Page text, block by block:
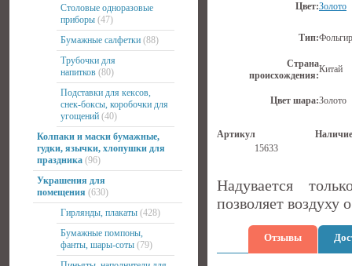
Столовые одноразовые
приборы (47)
Бумажные салфетки (88)
Трубочки для
напитков (80)
Подставки для кексов,
снек-боксы, коробочки для
угощений (40)
Колпаки и маски бумажные,
гудки, язычки, хлопушки для
праздника (96)
Украшения для
помещения (630)
Гирлянды, плакаты (428)
Бумажные помпоны,
фанты, шары-соты (79)
Цвет:Золото
Тип:
Страна
происхождения:
Китай
Цвет шара:Золото
Артикул
Наличие
15633
Надувается
позволяет воздуху
Отзывы